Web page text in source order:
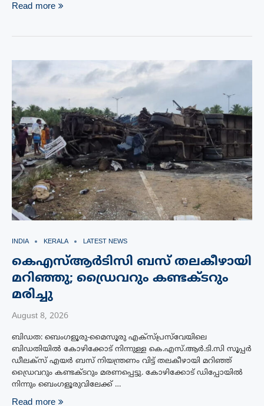
Read more
INDIA KERALA LATEST NEWS
കെഎസ്ആർടിസി ബസ് തലകീഴായി
മറിഞ്ഞു; ഡ്രൈവറും കണ്ടക്ടറും
മരിച്ചു
August 8, 2026
ബിഡത: ബെംഗളൂരു-മൈസൂരു എക്‌സ്‌പ്രസ്‌വേയിലെ
ബിഡതിയിൽ കോഴിക്കോട് നിന്നുള്ള കെ.എസ്.ആർ.ടി.സി സൂപ്പർ
ഡീലക്സ് എയർ ബസ് നിയന്ത്രണം വിട്ട് തലകീഴായി മറിഞ്ഞ്
ഡ്രൈവറും കണ്ടക്ടറും മരണപ്പെട്ടു. കോഴിക്കോട് ഡിപ്പോയിൽ
നിന്നും ബെംഗളൂരുവിലേക്ക് …
Read more